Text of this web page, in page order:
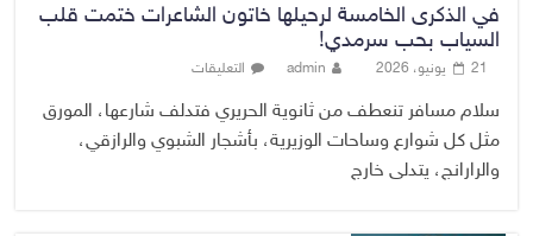
في الذكرى الخامسة لرحيلها خاتون الشاعرات ختمت قلب
السياب بحب سرمدي!
21 يونيو، 2026 admin التعليقات
سلام مسافر تنعطف من ثانوية الحريري فتدلف شارعها، المورق
مثل كل شوارع وساحات الوزيرية، بأشجار الشبوي والرازقي،
والرارانج، يتدلى خارج